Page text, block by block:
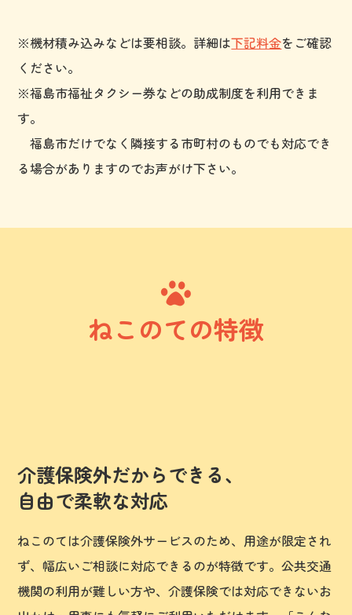
※機材積み込みなどは要相談。詳細は下記料金をご確認
ください。
​※福島市福祉タクシー券などの助成制度を利用できま
す。
福島市だけでなく隣接する市町村のものでも対応でき
る場合がありますのでお声がけ下さい。
ねこのての特徴
介護保険外だからできる、
自由で柔軟な対応
ねこのては介護保険外サービスのため、用途が限定され
ず、幅広いご相談に対応できるのが特徴です。公共交通
機関の利用が難しい方や、介護保険では対応できないお